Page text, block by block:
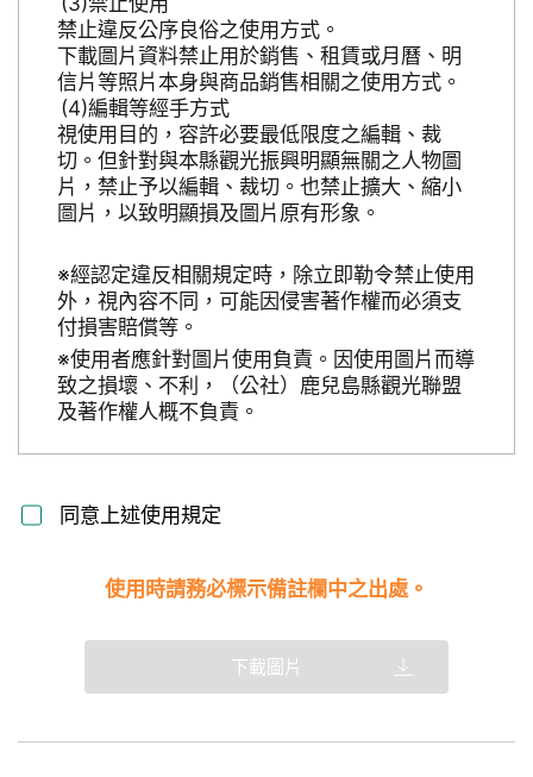
禁止違反公序良俗之使用方式。
下載圖片資料禁止用於銷售、租賃或月曆、明
信片等照片本身與商品銷售相關之使用方式。
編輯等經手方式
視使用目的，容許必要最低限度之編輯、裁
切。但針對與本縣觀光振興明顯無關之人物圖
片，禁止予以編輯、裁切。也禁止擴大、縮小
圖片，以致明顯損及圖片原有形象。
※經認定違反相關規定時，除立即勒令禁止使用
外，視內容不同，可能因侵害著作權而必須支
付損害賠償等。
※使用者應針對圖片使用負責。因使用圖片而導
致之損壞、不利，（公社）鹿兒島縣觀光聯盟
及著作權人概不負責。
同意上述使用規定
使用時請務必標示備註欄中之出處。
下載圖片